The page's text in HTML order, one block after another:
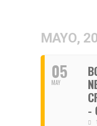
MAYO,
05
MAY
-